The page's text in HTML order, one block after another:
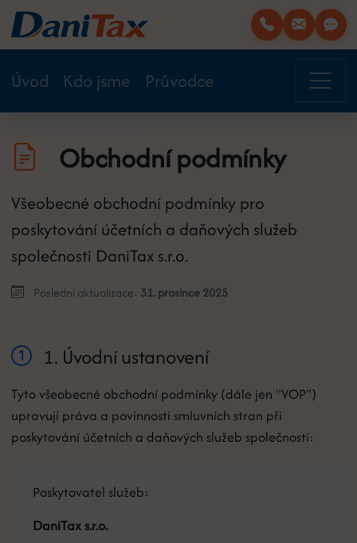
Úvod Kdo jsme Průvodce
Obchodní podmínky
Všeobecné obchodní podmínky pro
poskytování účetních a daňových služeb
společnosti DaniTax s.r.o.
Poslední aktualizace: 31. prosince 2025
1. Úvodní ustanovení
Tyto všeobecné obchodní podmínky (dále jen "VOP")
upravují práva a povinnosti smluvních stran při
poskytování účetních a daňových služeb společností:
Poskytovatel služeb:
DaniTax s.r.o.